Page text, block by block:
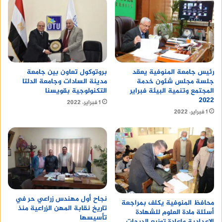
رئيس جامعة المنوفية يعقد
جلسة مجلس شئون خدمة
المجتمع وتنمية البيئة فبراير
٢٠٢٢
1 فبراير، 2022
بروتوكول تعاون بين جامعة
مدينة السادات وجامعة الدلتا
التكنولوجية بقويسنا
1 فبراير، 2022
محافظ المنوفية يكلف بمراجعة
أسئلة مادة العلوم للشهادة
نجاح أول مهندس زراعي حر في
تاريخ نقابة المهن الزراعية منذ
تأسيسها